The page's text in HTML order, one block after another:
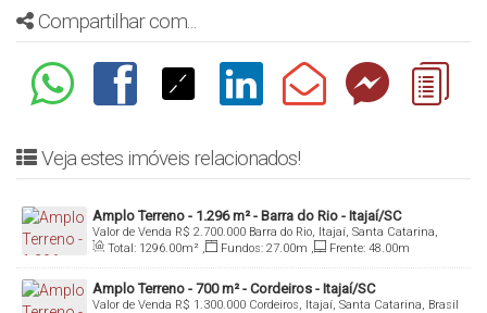
Agende uma visita ao imóvel!
Compartilhar com...
Veja estes imóveis relacionados!
Amplo Terreno - 1.296 m² - Barra do Rio - Itajaí/SC
R$ 2.700.000
Valor de Venda
Barra do Rio, Itajaí, Santa Catarina,
BrasilTotal: 1296.00m² , Fundos: 27.00m , Frente: 48.00m
Amplo Terreno - 700 m² - Cordeiros - Itajaí/SC
R$ 1.300.000
Valor de Venda
Cordeiros, Itajaí, Santa Catarina, Brasil